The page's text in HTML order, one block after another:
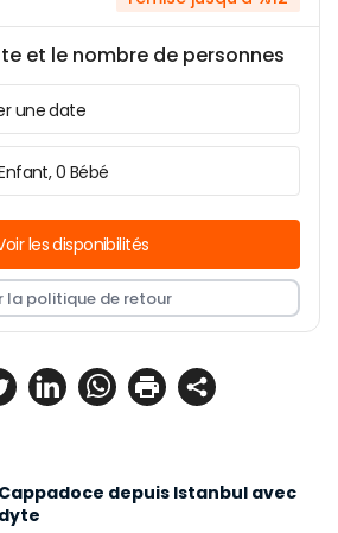
depuis Istanbul avec
et le nombre de personnes
une date
0 Bébé
les disponibilités
la politique de retour